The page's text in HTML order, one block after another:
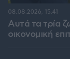
Αυτά τα τρία
οικονομική
08.08.2026, 15:41